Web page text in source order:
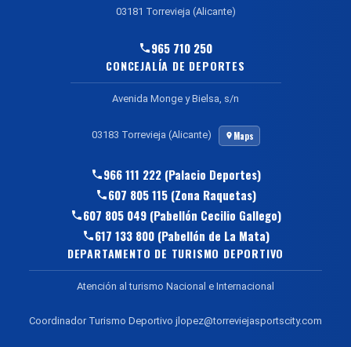
03181 Torrevieja (Alicante)
965 710 250
CONCEJALÍA DE DEPORTES
Avenida Monge y Bielsa, s/n
03183 Torrevieja (Alicante) Maps
966 111 222 (Palacio Deportes)
607 805 115 (Zona Raquetas)
607 805 049 (Pabellón Cecilio Gallego)
617 133 800 (Pabellón de La Mata)
DEPARTAMENTO DE TURISMO DEPORTIVO
Atención al turismo Nacional e Internacional
Coordinador Turismo Deportivo jlopez@torreviejasportscity.com